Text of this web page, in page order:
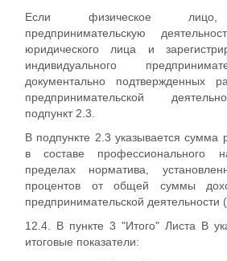
Если физическое лицо,
предпринимательскую
юридического лица и
индивидуального
документально подтвержденных
предпринимательской
подпункт 2.3.
В подпункте 2.3 указывается сумма
в составе профессионального
пределах норматива,
процентов от общей суммы
предпринимательской деятельности
12.4. В пункте 3 "Итого" Листа В
итоговые показатели: